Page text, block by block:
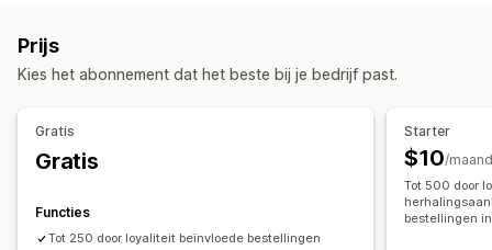
Beloningen die je kunt aanbieden
Gratis verzending
Exclusieve toegang
Lidmaatschapsvoordelen
Forfaitaire kortingen
Gratis verzending Verzendtarieven
Cadeaus
Aangepaste kortingen
Kortingen beheren
Bewerkingstool Triggers en regels
Korting stapelen
Prijs
Kies het abonnement dat het beste bij je bedrijf past.
Gratis
Gratis
Functies
Tot 250 door loyaliteit beïnvloede bestellingen
Starter
$10/maand
Tot 500 door
bestellingen